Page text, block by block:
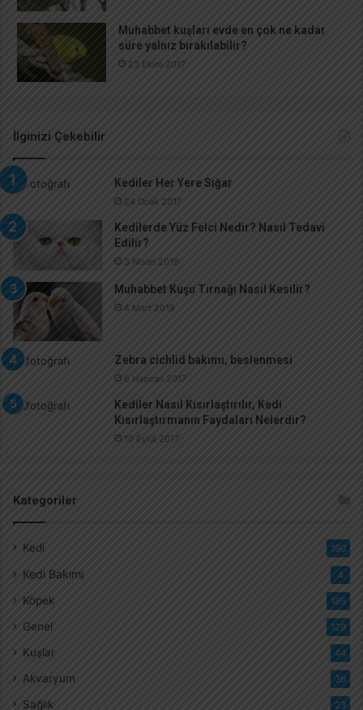
Muhabbet kuşları evde en çok ne kadar
süre yalnız bırakılabilir?
23 Ekim 2017
İlginizi Çekebilir
Kediler Her Yere Sığar
24 Ocak 2017
Kedilerde Yüz Felci Nedir? Nasıl Tedavi
Edilir?
3 Nisan 2019
Muhabbet Kuşu Tırnağı Nasıl Kesilir?
4 Mart 2019
Zebra cichlid bakımı, beslenmesi
6 Haziran 2017
Kediler Nasıl Kısırlaştırılır, Kedi
Kısırlaştırmanın Faydaları Nelerdir?
10 Eylül 2017
Kategoriler
Kedi 190
Kedi Bakımı 4
Köpek 185
Genel 129
Kuşlar 44
Akvaryum 36
Sağlık 23